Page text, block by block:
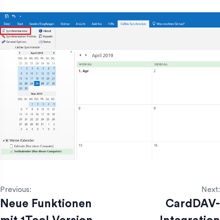
Previous:
Neue Funktionen
Next:
CardDAV-